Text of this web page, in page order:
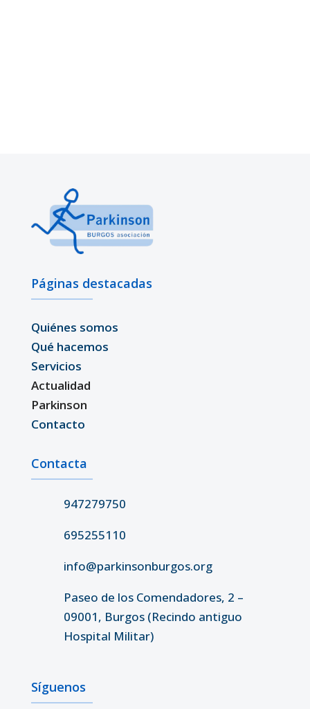
Páginas destacadas
Quiénes somos
Qué hacemos
Servicios
Actualidad
Parkinson
Contacto
Contacta
947279750
695255110
info@parkinsonburgos.org
Paseo de los Comendadores, 2 –
09001, Burgos (Recindo antiguo
Hospital Militar)
Síguenos